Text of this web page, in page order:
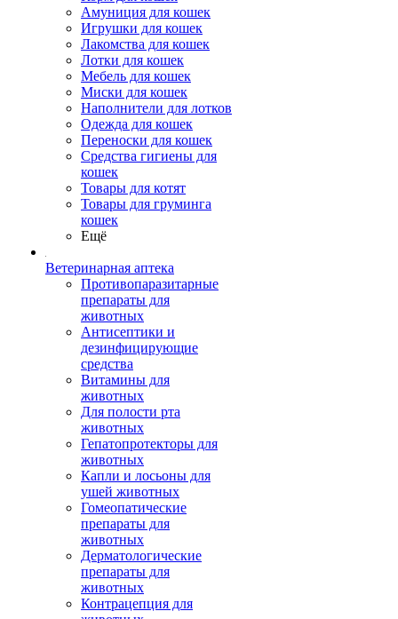
Амуниция для кошек
Игрушки для кошек
Лакомства для кошек
Лотки для кошек
Мебель для кошек
Миски для кошек
Наполнители для лотков
Одежда для кошек
Переноски для кошек
Средства гигиены для
кошек
Товары для котят
Товары для груминга
кошек
Ещё
Ветеринарная аптека
Противопаразитарные
препараты для
животных
Антисептики и
дезинфицирующие
средства
Витамины для
животных
Для полости рта
животных
Гепатопротекторы для
животных
Капли и лосьоны для
ушей животных
Гомеопатические
препараты для
животных
Дерматологические
препараты для
животных
Контрацепция для